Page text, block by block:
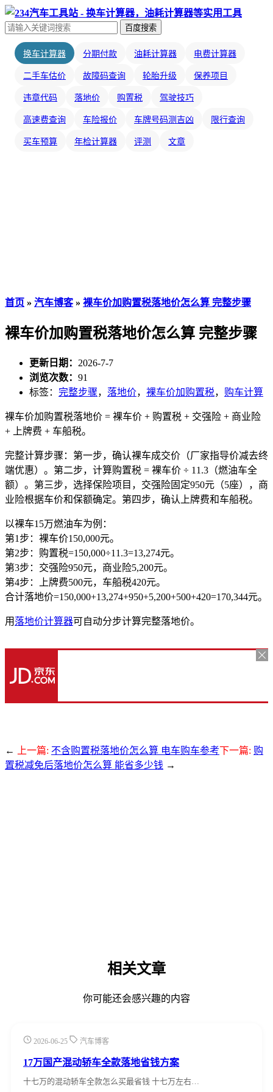
百度搜索
换车计算器 分期付款 油耗计算器 电费计算器
二手车估价 故障码查询 轮胎升级 保养项目
违章代码 落地价 购置税 驾驶技巧
高速费查询 车险报价 车牌号码测吉凶 限行查询
买车预算 年检计算器 评测 文章
首页 » 汽车博客» 裸车价加购置税落地价怎么算 完整步骤
裸车价加购置税落地价怎么算 完整步骤
更新日期： 2026-7-7
浏览次数： 91
标签： 完整步骤， 落地价， 裸车价加购置税， 购车计算
裸车价加购置税落地价 = 裸车价 + 购置税 + 交强险 + 商业险
+ 上牌费 + 车船税。
完整计算步骤：第一步，确认裸车成交价（厂家指导价减去终
端优惠）。第二步，计算购置税 = 裸车价 ÷ 11.3（燃油车全
额）。第三步，选择保险项目，交强险固定950元（5座），商
业险根据车价和保额确定。第四步，确认上牌费和车船税。
以裸车15万燃油车为例：
第1步：裸车价150,000元。
第2步：购置税=150,000÷11.3=13,274元。
第3步：交强险950元，商业险5,200元。
第4步：上牌费500元，车船税420元。
合计落地价=150,000+13,274+950+5,200+500+420=170,344元。
用 落地价计算器可自动分步计算完整落地价。
← 上一篇: 不含购置税落地价怎么算 电车购车参考下一篇: 购
置税减免后落地价怎么算 能省多少钱 →
相关文章
你可能还会感兴趣的内容
2026-06-25 汽车博客
17万国产混动轿车全款落地省钱方案
十七万的混动轿车全款怎么买最省钱 十七万左右…